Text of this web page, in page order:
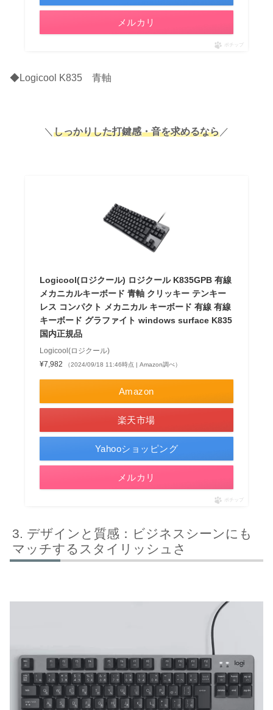
メルカリ
ポチップ
◆Logicool K835 青軸
＼ しっかりした打鍵感・音を求めるなら ／
Logicool(ロジクール) ロジクール K835GPB 有線
メカニカルキーボード 青軸 クリッキー テンキー
レス コンパクト メカニカル キーボード 有線 有線
キーボード グラファイト windows surface K835
国内正規品
Logicool(ロジクール)
¥7,982
（2024/09/18 11:46時点 | Amazon調べ）
Amazon
楽天市場
Yahooショッピング
メルカリ
ポチップ
デザインと質感：ビジネスシーンにも
マッチするスタイリッシュさ